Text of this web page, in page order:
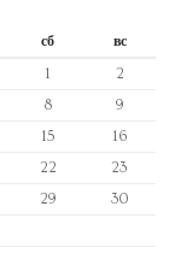
сб
вс
1
2
8
9
15
16
22
23
29
30